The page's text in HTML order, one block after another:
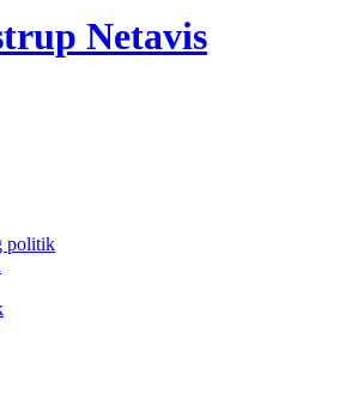
Netavis
politik